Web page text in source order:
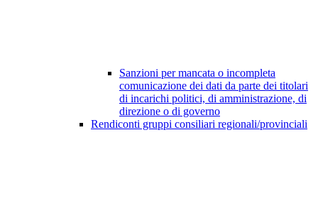
Sanzioni per mancata o incompleta
comunicazione dei dati da parte dei titolari
di incarichi politici, di amministrazione, di
direzione o di governo
Rendiconti gruppi consiliari regionali/provinciali